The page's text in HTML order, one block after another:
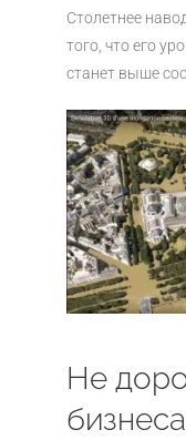
Столетнее
того, что его
станет выше
Не